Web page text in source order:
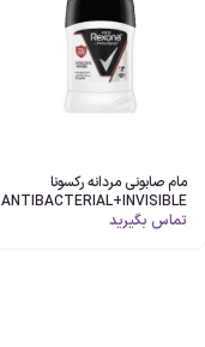
مام صابونی مردانه رکسونا
ANTIBACTERIAL+INVISIBLE
تماس بگیرید